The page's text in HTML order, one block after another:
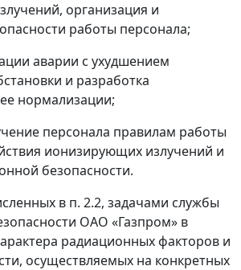
организация и
работы персонала;
аварии с ухудшением
и разработка
нормализации;
персонала правилам работы
ионизирующих излучений и
безопасности.
в п. 2.2, задачами службы
ОАО «Газпром» в
радиационных факторов и
осуществляемых на конкретных